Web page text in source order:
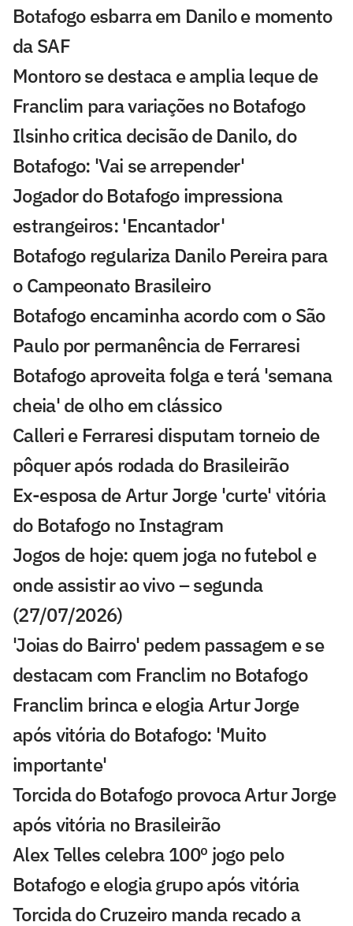
Botafogo esbarra em Danilo e momento
da SAF
Montoro se destaca e amplia leque de
Franclim para variações no Botafogo
Ilsinho critica decisão de Danilo, do
Botafogo: 'Vai se arrepender'
Jogador do Botafogo impressiona
estrangeiros: 'Encantador'
Botafogo regulariza Danilo Pereira para
o Campeonato Brasileiro
Botafogo encaminha acordo com o São
Paulo por permanência de Ferraresi
Botafogo aproveita folga e terá 'semana
cheia' de olho em clássico
Calleri e Ferraresi disputam torneio de
pôquer após rodada do Brasileirão
Ex-esposa de Artur Jorge 'curte' vitória
do Botafogo no Instagram
Jogos de hoje: quem joga no futebol e
onde assistir ao vivo – segunda
(27/07/2026)
'Joias do Bairro' pedem passagem e se
destacam com Franclim no Botafogo
Franclim brinca e elogia Artur Jorge
após vitória do Botafogo: 'Muito
importante'
Torcida do Botafogo provoca Artur Jorge
após vitória no Brasileirão
Alex Telles celebra 100º jogo pelo
Botafogo e elogia grupo após vitória
Torcida do Cruzeiro manda recado a